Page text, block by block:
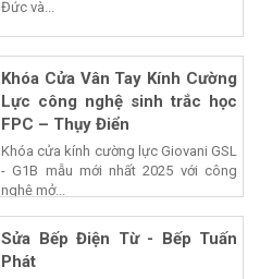
Đức và...
Khóa Cửa Vân Tay Kính Cường
Lực công nghệ sinh trắc học
FPC – Thụy Điển
Khóa cửa kính cường lực Giovani GSL
- G1B mẫu mới nhất 2025 với công
nghệ mở...
Sửa Bếp Điện Từ - Bếp Tuấn
Phát